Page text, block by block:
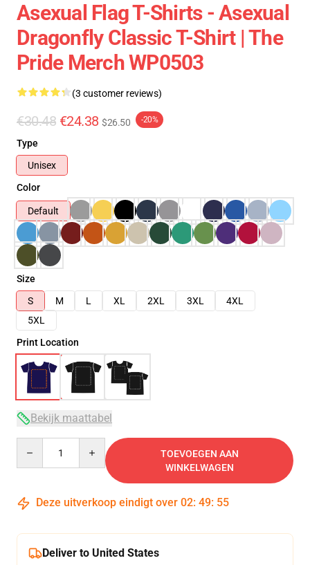
Asexual Flag T-Shirts - Asexual
Dragonfly Classic T-Shirt | The
Pride Merch WP0503
(3 customer reviews)
€30.48 €24.38 $26.50 -20%
Type
Unisex
Color
Default
Size
S
M L XL 2XL 3XL
4XL
5XL
Print Location
Bekijk maattabel
TOEVOEGEN AAN
WINKELWAGEN
Deze uitverkoop eindigt over 02: 49: 54
Deliver to United States